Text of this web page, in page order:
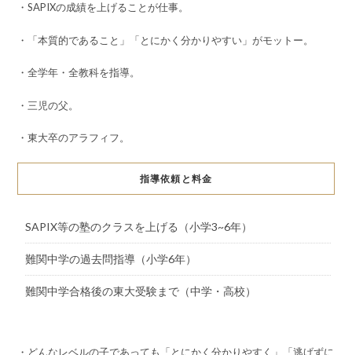
・SAPIXの成績を上げることが仕事。
・「本質的であること」「とにかく分かりやすい」がモットー。
・全学年・全教科を指導。
・三児の父。
・東大卒のアラフィフ。
指導依頼と料金
SAPIX等の塾のクラスを上げる（小学3~6年）
難関中学の過去問指導（小学6年）
難関中学合格後の東大受験まで（中学・高校）
・どんなレベルの子であっても「とにかく分かりやすく」「逃げずに